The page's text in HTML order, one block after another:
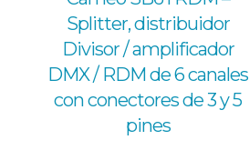
Splitter, distribuidor
Divisor / amplificador
DMX / RDM de 6 canales
con conectores de 3 y 5
pines